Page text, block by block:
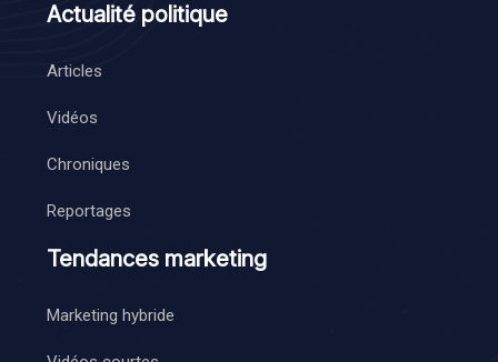
Actualité politique
Articles
Vidéos
Chroniques
Reportages
Tendances marketing
Marketing hybride